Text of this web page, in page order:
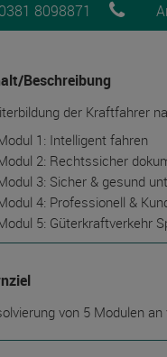
0381 8098871
Beschreibung
der Kraftfahrer
1: Intelligent fahren
2: Rechtssicher
3: Sicher & gesund
4: Professionell &
5: Güterkraftverkehr
von 5 Modulen